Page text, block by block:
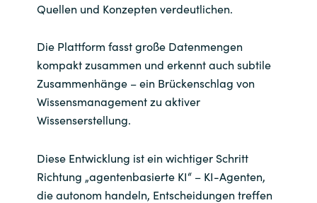
Quellen und Konzepten verdeutlichen.
Die Plattform fasst große Datenmengen
kompakt zusammen und erkennt auch subtile
Zusammenhänge – ein Brückenschlag von
Wissensmanagement zu aktiver
Wissenserstellung.
Diese Entwicklung ist ein wichtiger Schritt
Richtung „agentenbasierte KI“ – KI-Agenten,
die autonom handeln, Entscheidungen treffen